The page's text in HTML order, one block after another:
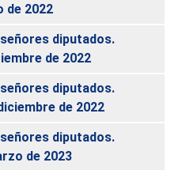
de 2022
diputados.
de 2022
diputados.
de 2022
diputados.
de 2023